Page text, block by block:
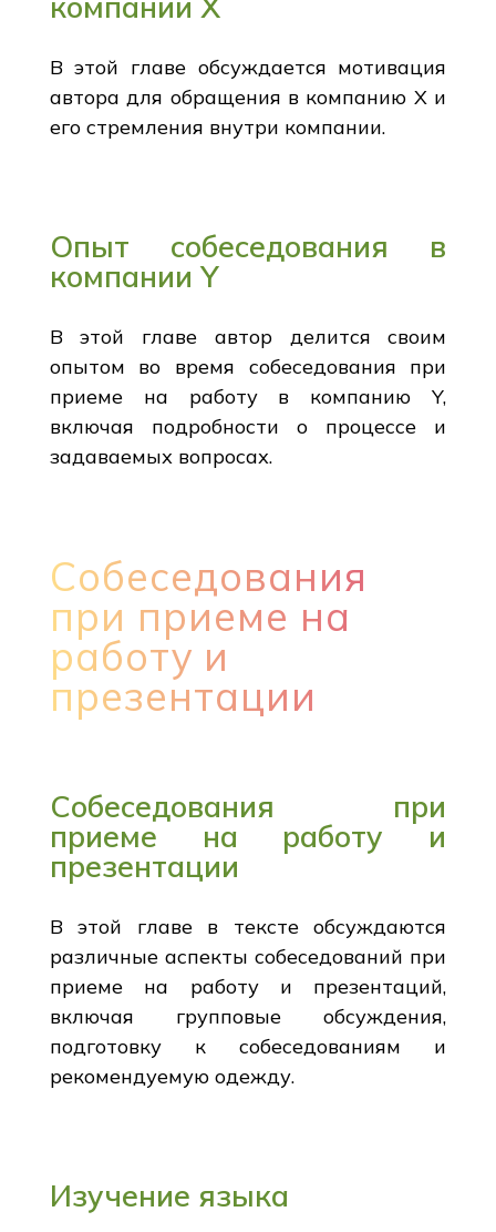
В этой главе обсуждается мотивация
автора для обращения в компанию X и
его стремления внутри компании.
Опыт собеседования в
компании Y
В этой главе автор делится своим
опытом во время собеседования при
приеме на работу в компанию Y,
включая подробности о процессе и
задаваемых вопросах.
Собеседования
при приеме на
работу и
презентации
Собеседования при
приеме на работу и
презентации
В этой главе в тексте обсуждаются
различные аспекты собеседований при
приеме на работу и презентаций,
включая групповые обсуждения,
подготовку к собеседованиям и
рекомендуемую одежду.
Изучение языка